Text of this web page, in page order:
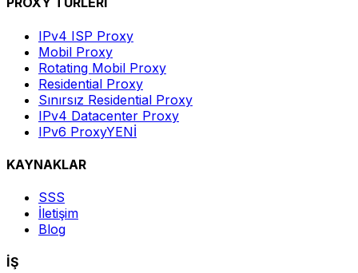
IPv4 ISP Proxy
Mobil Proxy
Rotating Mobil Proxy
Residential Proxy
Sınırsız Residential Proxy
IPv4 Datacenter Proxy
IPv6 ProxyYENİ
KAYNAKLAR
SSS
İletişim
Blog
İŞ